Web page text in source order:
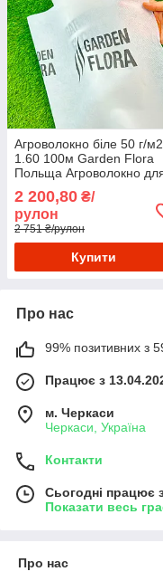
Агроволокно біле 50 г/м2
1.60 100м Garden Flora
Польща Агроволокно
заморозків
2 200,80 ₴/
рулон
2 751 ₴/рулон
Купити
Про нас
99% позитивних з
Працює з
м. Черкаси
Черкаси, Україна
Контакти
Сьогодні працює
Показати весь
Про нас